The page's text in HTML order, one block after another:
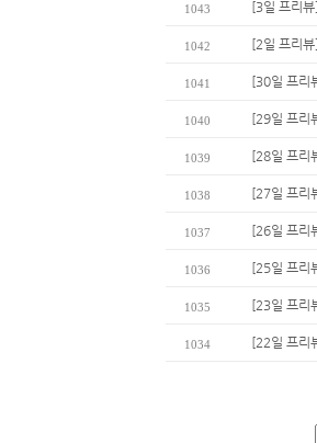
1043 [3일 프리
1042 [2일 프리
1041 [30일 프리
1040 [29일 프리
1039 [28일 프리
1038 [27일 프리
1037 [26일 프리
1036 [25일 프리
1035 [23일 프리
1034 [22일 프리